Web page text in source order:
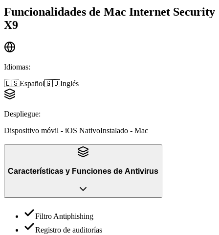
Funcionalidades de Mac Internet Security
X9
Idiomas:
🇪🇸Español🇬🇧Inglés
Despliegue:
Dispositivo móvil - iOS NativoInstalado - Mac
Características y Funciones de Antivirus
Filtro Antiphishing
Registro de auditorías